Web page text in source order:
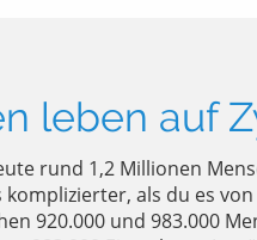
leben auf
rund 1,2 Millionen
als du es
920.000 und 983.000